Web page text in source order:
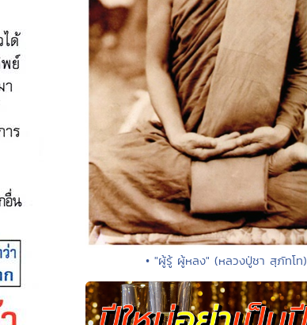
• "ผู้รู้ ผู้หลง" (หลวงปู่ชา สุภัทโท)